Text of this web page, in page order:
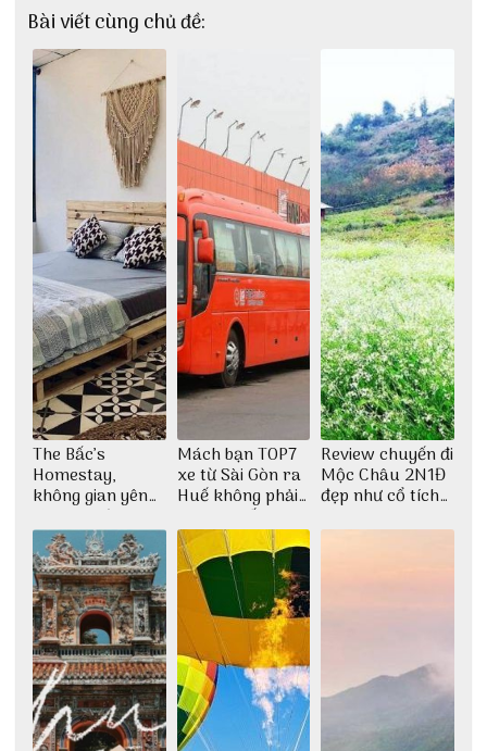
Bài viết cùng chủ đề:
The Bấc’s
Homestay,
không gian yên
bình tại Hòn Sơn
Mách bạn TOP7
xe từ Sài Gòn ra
Huế không phải
ai cũng biết
Review chuyến đi
Mộc Châu 2N1Đ
đẹp như cổ tích
Thu Hà